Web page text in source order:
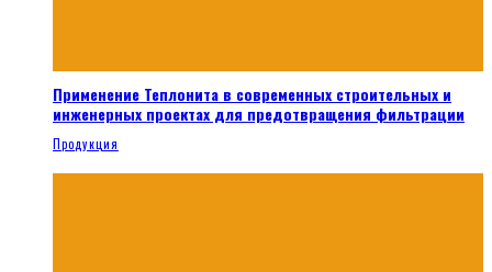
Применение Теплонита в современных строительных и
инженерных проектах для предотвращения фильтрации
Продукция